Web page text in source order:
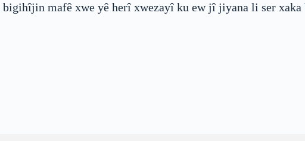
mafê xwe yê herî xwezayî ku ew jî jiyana li ser xaka